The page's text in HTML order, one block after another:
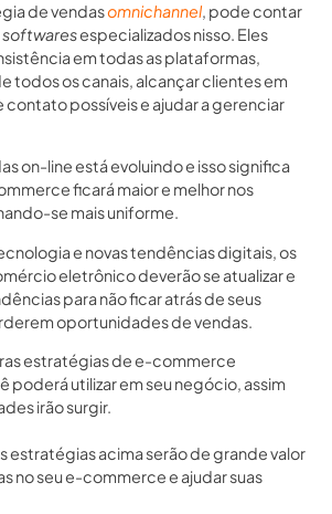
de vendasomnichannel, pode contar
softwaresespecializados nisso. Eles
em todas as plataformas,
todos os canais, alcançar clientes em
possíveis e ajudar a gerenciar
on-line está evoluindo e isso significa
ficará maior e melhor nos
se mais uniforme.
e novas tendências digitais, os
eletrônico deverão se atualizar e
para não ficar atrás de seus
oportunidades de vendas.
estratégias de e-commerce
poderá utilizar em seu negócio, assim
irão surgir.
estratégias acima serão de grande valor
no seu e-commerce e ajudar suas